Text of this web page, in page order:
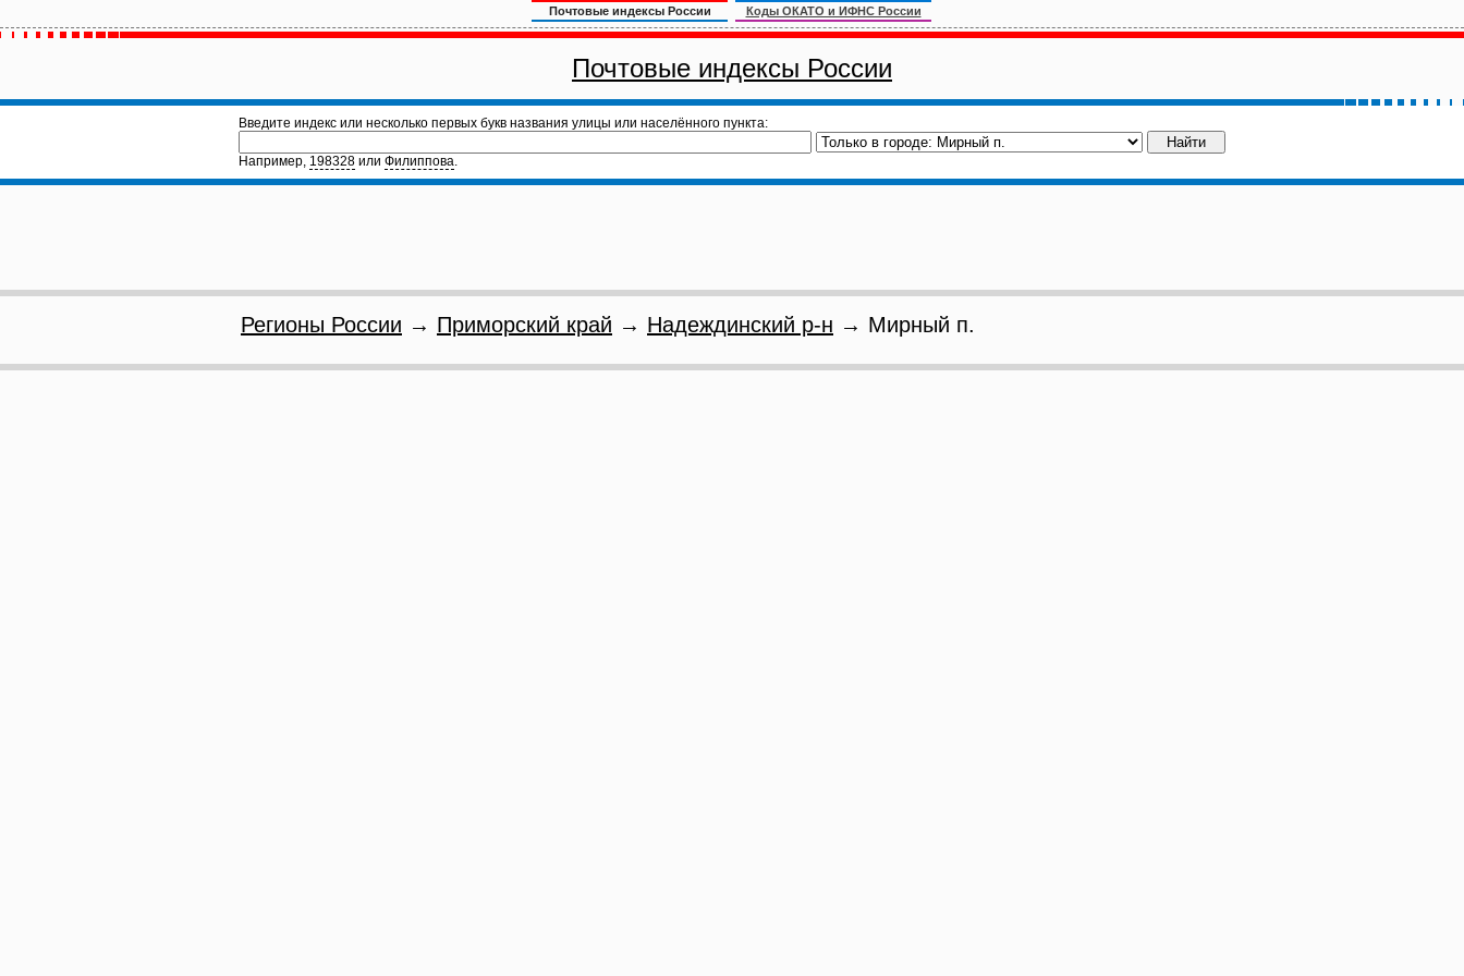
Почтовые индексы России Коды ОКАТО и ИФНС России
Почтовые индексы России
Введите индекс или несколько первых букв названия улицы или населённого пункта:
Например, 198328 или Филиппова.
Регионы России → Приморский край → Надеждинский р-н → Мирный п.